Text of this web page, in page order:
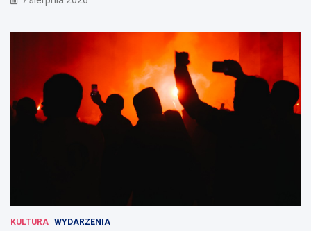
KULTURA WYDARZENIA